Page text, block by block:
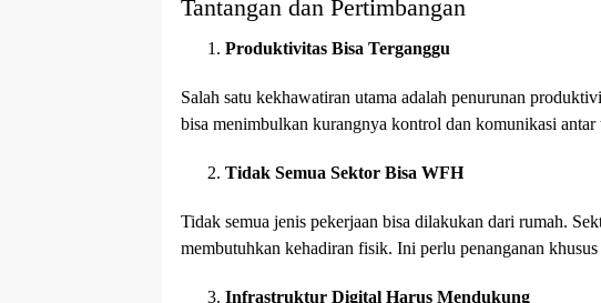
Tantangan dan Pertimbangan
Produktivitas Bisa Terganggu
Salah satu kekhawatiran utama adalah penurunan
bisa menimbulkan kurangnya kontrol dan komunikasi antar
Tidak Semua Sektor Bisa WFH
Tidak semua jenis pekerjaan bisa dilakukan dari rumah.
membutuhkan kehadiran fisik. Ini perlu penanganan
Infrastruktur Digital Harus Mendukung